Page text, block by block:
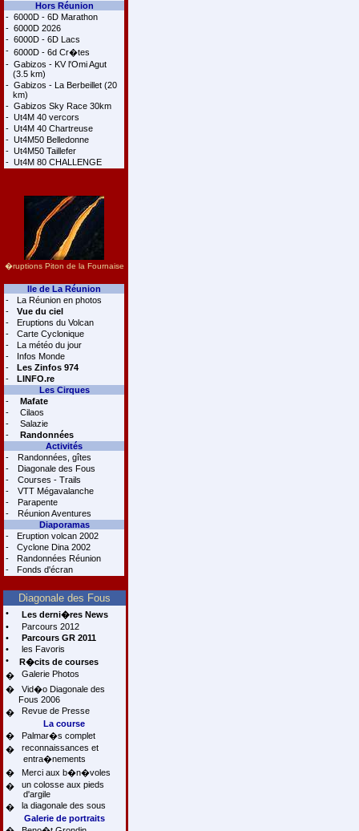
Hors Réunion
- 6000D - 6D Marathon
- 6000D 2026
- 6000D - 6D Lacs
- 6000D - 6d Cr�tes
- Gabizos - KV l'Omi Agut
(3.5 km)
- Gabizos - La Berbeillet (20
km)
- Gabizos Sky Race 30km
- Ut4M 40 vercors
- Ut4M 40 Chartreuse
- Ut4M50 Belledonne
- Ut4M50 Taillefer
- Ut4M 80 CHALLENGE
�ruptions Piton de la Fournaise
Ile de La Réunion
-
La Réunion en photos
-
Vue du ciel
-
Eruptions du Volcan
-
Carte Cyclonique
-
La météo du jour
-
Infos Monde
-
Les Zinfos 974
-
LINFO.re
Les Cirques
-
Mafate
-
Cilaos
-
Salazie
-
Randonnées
Activités
-
Randonnées, gîtes
-
Diagonale des Fous
-
Courses - Trails
-
VTT Mégavalanche
-
Parapente
-
Réunion Aventures
Diaporamas
-
Eruption volcan 2002
-
Cyclone Dina 2002
-
Randonnées Réunion
-
Fonds d'écran
Diagonale des Fous
•
Les derni�res News
•
Parcours 2012
•
Parcours GR 2011
•
les Favoris
•
R�cits de courses
�
Galerie Photos
�
Vid�o Diagonale des
Fous 2006
�
Revue de Presse
La course
�
Palmar�s complet
�
reconnaissances et
entra�nements
�
Merci aux b�n�voles
�
un colosse aux pieds
d'argile
�
la diagonale des sous
Galerie de portraits